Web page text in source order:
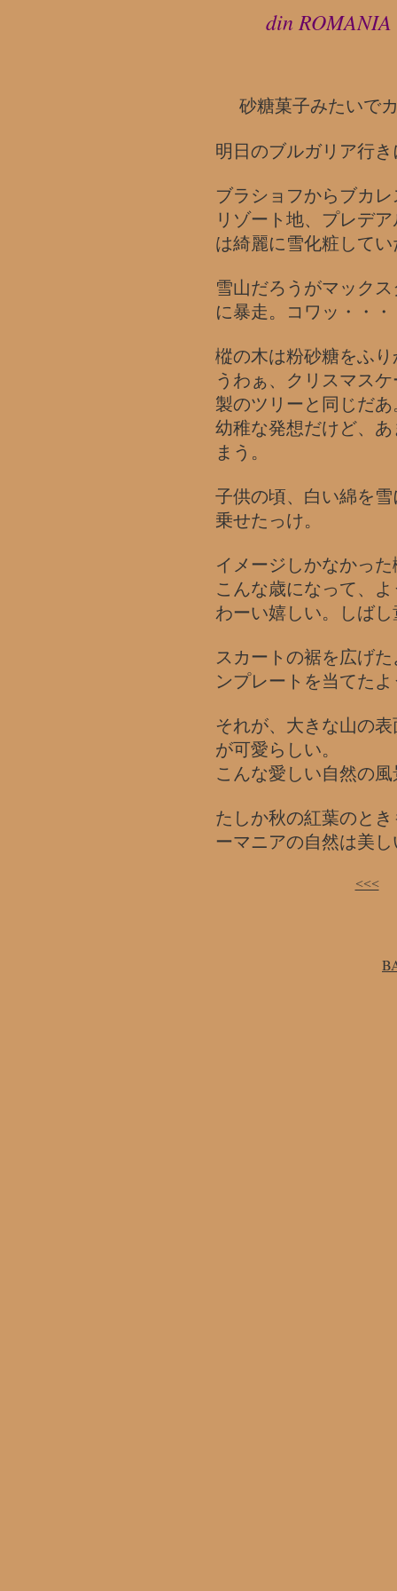
din ROMANIA
砂糖菓子みたいで
明日のブルガリア行
ブラショフからブカ
リゾート地、プレデ
は綺麗に雪化粧してい
雪山だろうがマック
に暴走。コワッ・・・
樅の木は粉砂糖をふ
うわぁ、クリスマス
製のツリーと同じだあ
幼稚な発想だけど、
まう。
子供の頃、白い綿を
乗せたっけ。
イメージしかなかっ
こんな歳になって、
わーい嬉しい。しば
スカートの裾を広げ
ンプレートを当てた
それが、大きな山の
が可愛らしい。
こんな愛しい自然の
たしか秋の紅葉のと
ーマニアの自然は美し
<<<